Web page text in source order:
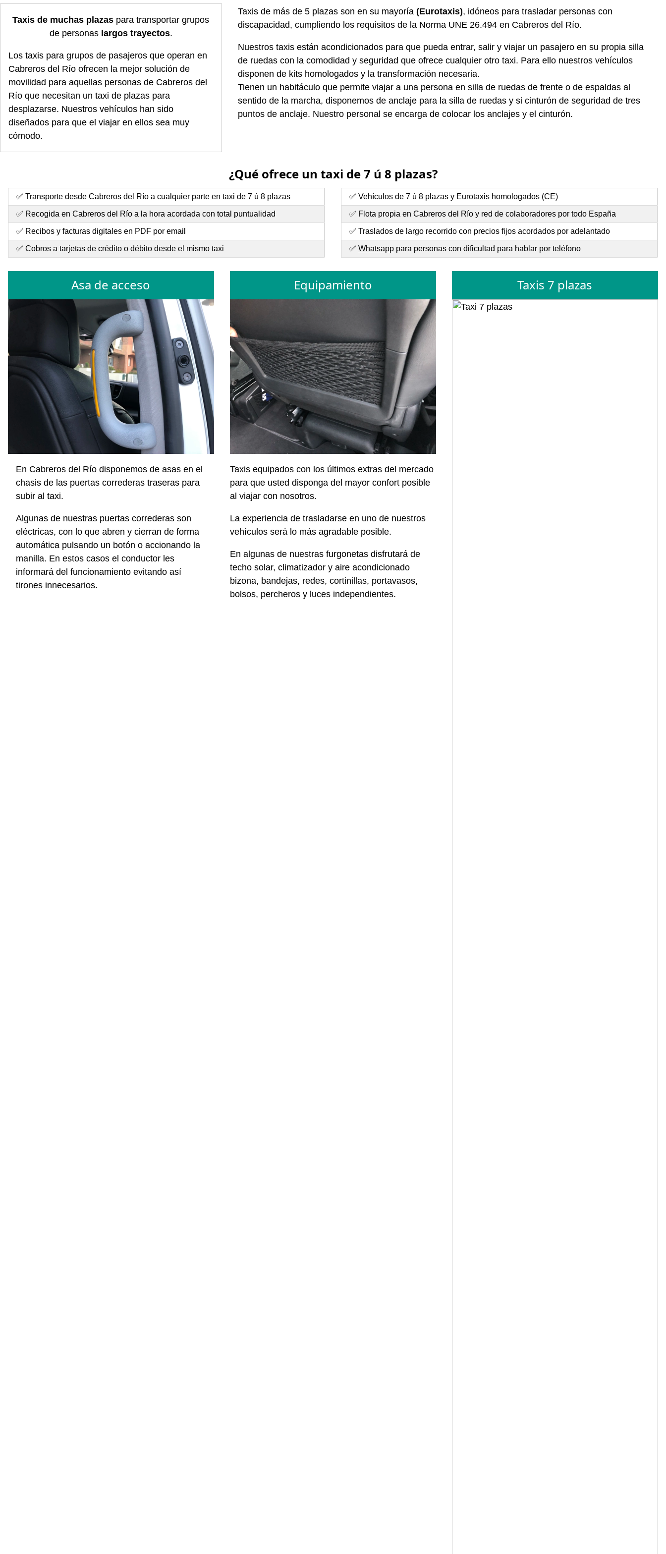
Taxis de muchas plazas para transportar grupos
de personas largos trayectos.
Los taxis para grupos de pasajeros que operan en
Cabreros del Río ofrecen la mejor solución de
movilidad para aquellas personas de Cabreros del
Río que necesitan un taxi de plazas para
desplazarse. Nuestros vehículos han sido
diseñados para que el viajar en ellos sea muy
cómodo.
Taxis de más de 5 plazas son en su mayoría (Eurotaxis), idóneos para trasladar personas con
discapacidad, cumpliendo los requisitos de la Norma UNE 26.494 en Cabreros del Río.
Nuestros taxis están acondicionados para que pueda entrar, salir y viajar un pasajero en su propia silla
de ruedas con la comodidad y seguridad que ofrece cualquier otro taxi. Para ello nuestros vehículos
disponen de kits homologados y la transformación necesaria.
Tienen un habitáculo que permite viajar a una persona en silla de ruedas de frente o de espaldas al
sentido de la marcha, disponemos de anclaje para la silla de ruedas y si cinturón de seguridad de tres
puntos de anclaje. Nuestro personal se encarga de colocar los anclajes y el cinturón.
¿Qué ofrece un taxi de 7 ú 8 plazas?
✅ Transporte desde Cabreros del Río a cualquier parte en taxi de 7 ú 8 plazas
✅ Recogida en Cabreros del Río a la hora acordada con total puntualidad
✅ Recibos y facturas digitales en PDF por email
✅ Cobros a tarjetas de crédito o débito desde el mismo taxi
✅ Vehículos de 7 ú 8 plazas y Eurotaxis homologados (CE)
✅ Flota propia en Cabreros del Río y red de colaboradores por todo España
✅ Traslados de largo recorrido con precios fijos acordados por adelantado
✅ Whatsapppara personas con dificultad para hablar por teléfono
Asa de acceso
En Cabreros del Río disponemos de asas en el
chasis de las puertas correderas traseras para
subir al taxi.
Algunas de nuestras puertas correderas son
eléctricas, con lo que abren y cierran de forma
automática pulsando un botón o accionando la
manilla. En estos casos el conductor les
informará del funcionamiento evitando así
tirones innecesarios.
Equipamiento
Taxis equipados con los últimos extras del mercado
para que usted disponga del mayor confort posible
al viajar con nosotros.
La experiencia de trasladarse en uno de nuestros
vehículos será lo más agradable posible.
En algunas de nuestras furgonetas disfrutará de
techo solar, climatizador y aire acondicionado
bizona, bandejas, redes, cortinillas, portavasos,
bolsos, percheros y luces independientes.
Taxis 7 plazas